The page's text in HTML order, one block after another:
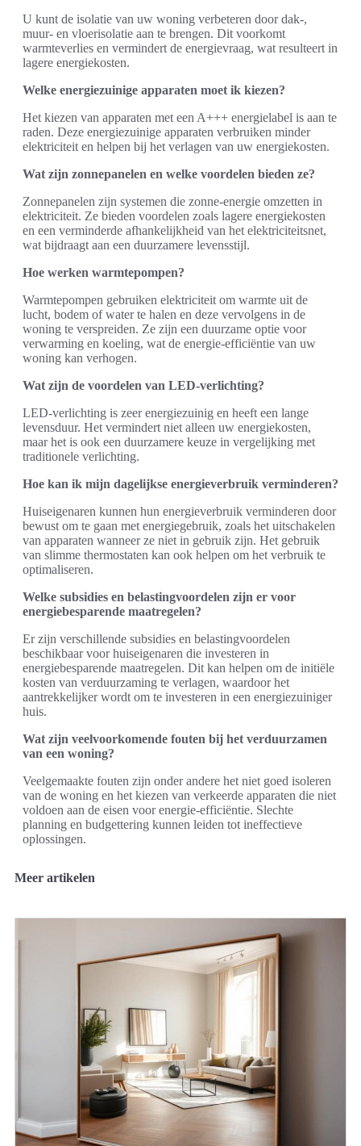
U kunt de isolatie van uw woning verbeteren door dak-,
muur- en vloerisolatie aan te brengen. Dit voorkomt
warmteverlies en vermindert de energievraag, wat resulteert in
lagere energiekosten.
Welke energiezuinige apparaten moet ik kiezen?
Het kiezen van apparaten met een A+++ energielabel is aan te
raden. Deze energiezuinige apparaten verbruiken minder
elektriciteit en helpen bij het verlagen van uw energiekosten.
Wat zijn zonnepanelen en welke voordelen bieden ze?
Zonnepanelen zijn systemen die zonne-energie omzetten in
elektriciteit. Ze bieden voordelen zoals lagere energiekosten
en een verminderde afhankelijkheid van het elektriciteitsnet,
wat bijdraagt aan een duurzamere levensstijl.
Hoe werken warmtepompen?
Warmtepompen gebruiken elektriciteit om warmte uit de
lucht, bodem of water te halen en deze vervolgens in de
woning te verspreiden. Ze zijn een duurzame optie voor
verwarming en koeling, wat de energie-efficiëntie van uw
woning kan verhogen.
Wat zijn de voordelen van LED-verlichting?
LED-verlichting is zeer energiezuinig en heeft een lange
levensduur. Het vermindert niet alleen uw energiekosten,
maar het is ook een duurzamere keuze in vergelijking met
traditionele verlichting.
Hoe kan ik mijn dagelijkse energieverbruik verminderen?
Huiseigenaren kunnen hun energieverbruik verminderen door
bewust om te gaan met energiegebruik, zoals het uitschakelen
van apparaten wanneer ze niet in gebruik zijn. Het gebruik
van slimme thermostaten kan ook helpen om het verbruik te
optimaliseren.
Welke subsidies en belastingvoordelen zijn er voor
energiebesparende maatregelen?
Er zijn verschillende subsidies en belastingvoordelen
beschikbaar voor huiseigenaren die investeren in
energiebesparende maatregelen. Dit kan helpen om de initiële
kosten van verduurzaming te verlagen, waardoor het
aantrekkelijker wordt om te investeren in een energiezuiniger
huis.
Wat zijn veelvoorkomende fouten bij het verduurzamen
van een woning?
Veelgemaakte fouten zijn onder andere het niet goed isoleren
van de woning en het kiezen van verkeerde apparaten die niet
voldoen aan de eisen voor energie-efficiëntie. Slechte
planning en budgettering kunnen leiden tot ineffectieve
oplossingen.
Meer artikelen